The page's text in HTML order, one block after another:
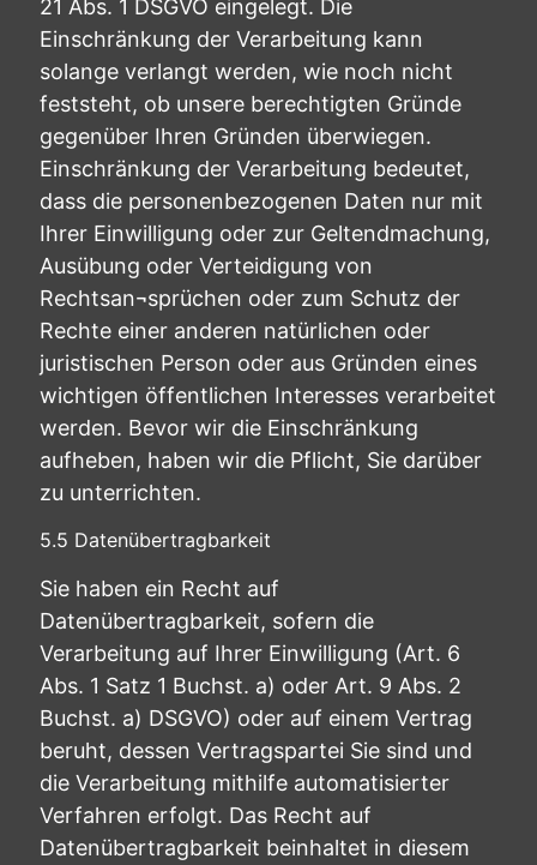
21 Abs. 1 DSGVO eingelegt. Die
Einschränkung der Verarbeitung kann
solange verlangt werden, wie noch nicht
feststeht, ob unsere berechtigten Gründe
gegenüber Ihren Gründen überwiegen.
Einschränkung der Verarbeitung bedeutet,
dass die personenbezogenen Daten nur mit
Ihrer Einwilligung oder zur Geltendmachung,
Ausübung oder Verteidigung von
Rechtsan¬sprüchen oder zum Schutz der
Rechte einer anderen natürlichen oder
juristischen Person oder aus Gründen eines
wichtigen öffentlichen Interesses verarbeitet
werden. Bevor wir die Einschränkung
aufheben, haben wir die Pflicht, Sie darüber
zu unterrichten.
5.5 Datenübertragbarkeit
Sie haben ein Recht auf
Datenübertragbarkeit, sofern die
Verarbeitung auf Ihrer Einwilligung (Art. 6
Abs. 1 Satz 1 Buchst. a) oder Art. 9 Abs. 2
Buchst. a) DSGVO) oder auf einem Vertrag
beruht, dessen Vertragspartei Sie sind und
die Verarbeitung mithilfe automatisierter
Verfahren erfolgt. Das Recht auf
Datenübertragbarkeit beinhaltet in diesem